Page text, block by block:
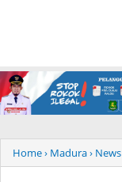
Home› Madura› News